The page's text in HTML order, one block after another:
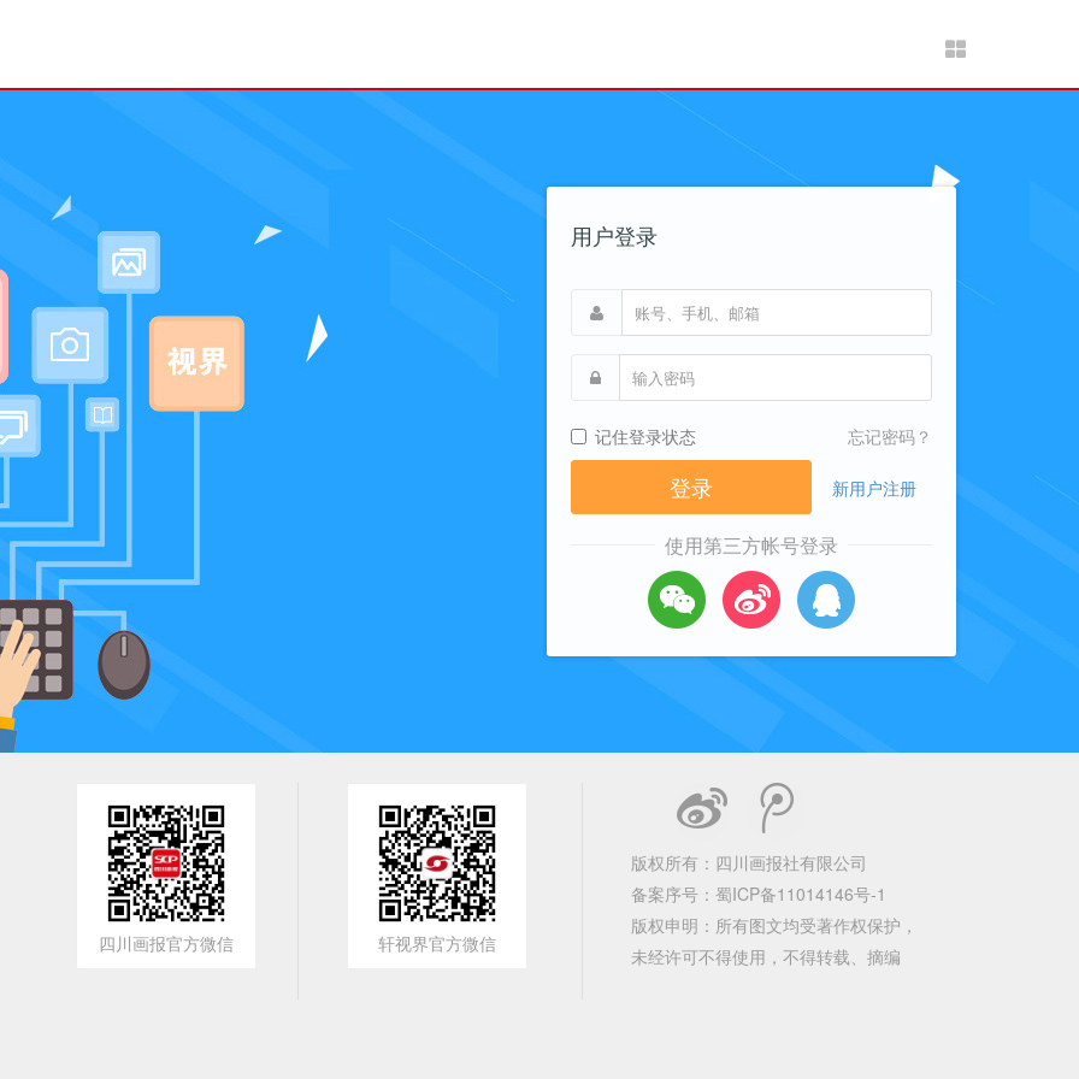
用户登录
记住登录状态 忘记密码？
新用户注册
使用第三方帐号登录
四川画报官方微信 轩视界官方微信
版权所有：四川画报社有限公司
备案序号： 蜀ICP备11014146号-1
版权申明：所有图文均受著作权保护，
未经许可不得使用，不得转载、摘编